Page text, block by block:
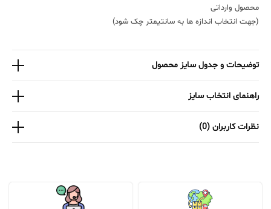
محصول وارداتی
(جهت انتخاب اندازه ها به سانتیمتر چک شود)
توضیحات و جدول سایز محصول
راهنمای انتخاب سایز
نظرات کاربران (0)